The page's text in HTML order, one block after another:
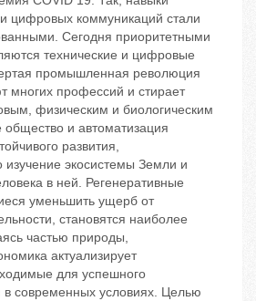
цифровых коммуникаций стали
Сегодня приоритетными
технические и цифровые
промышленная революция
многих профессий и стирает
физическим и биологическим
и автоматизация
развития,
экосистемы Земли и
в ней. Регенеративные
уменьшить ущерб от
становятся наиболее
частью природы,
актуализирует
для успешного
современных условиях. Целью